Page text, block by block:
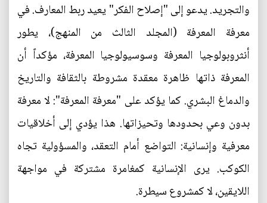
والتجريد. يدعو إلى "إصلاح الفكر" يعيد ربط المعارف. في
معرفة المعرفة (المجلد الثالث من المنهج)، يطور
أنثروبولوجيا المعرفة وسوسيولوجيا المعرفة، مؤكداً أن
المعرفة ذاتها ظاهرة معقدة مشروطة بالثقافة والتاريخ
والدماغ البشري. كما يؤكد على "معرفة المعرفة": لا معرفة
بدون وعي بحدودها وتحيزاتها. هذا يؤدي إلى أخلاقيات
معرفية وإنسانية: التواضع أمام التعقد، والمسؤولية تجاه
الكوكب. يرى الإنسانية كمغامرة مشتركة في مواجهة
اللايقين، لا كمشروع سيطرة.